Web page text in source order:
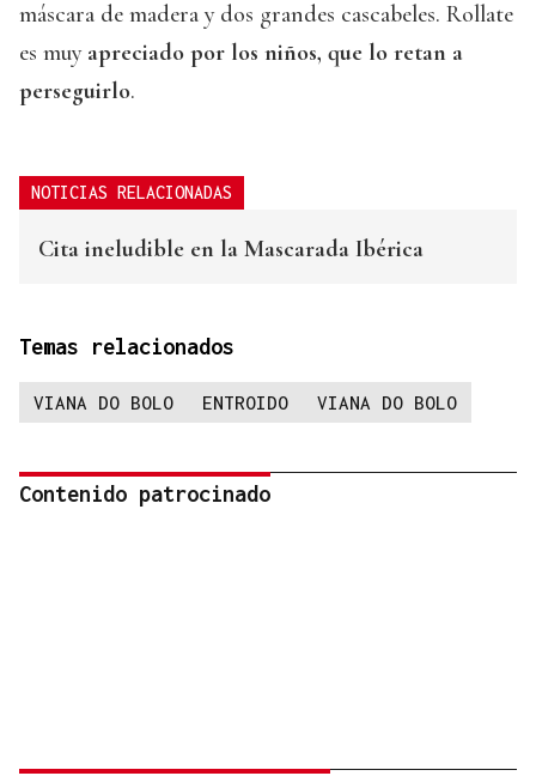
máscara de madera y dos grandes cascabeles. Rollate
es muy apreciado por los niños, que lo retan a
perseguirlo.
NOTICIAS RELACIONADAS
Cita ineludible en la Mascarada Ibérica
Temas relacionados
VIANA DO BOLO ENTROIDO VIANA DO BOLO
Contenido patrocinado